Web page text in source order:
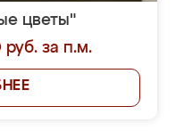
цветы"
за п.м.